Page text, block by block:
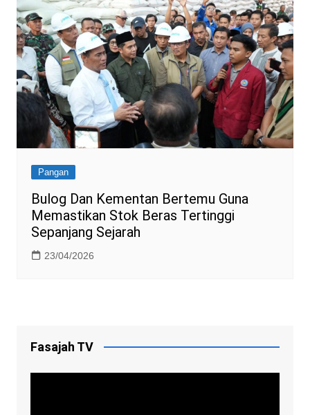
Pangan
Bulog Dan Kementan Bertemu Guna
Memastikan Stok Beras Tertinggi
Sepanjang Sejarah
23/04/2026
Fasajah TV